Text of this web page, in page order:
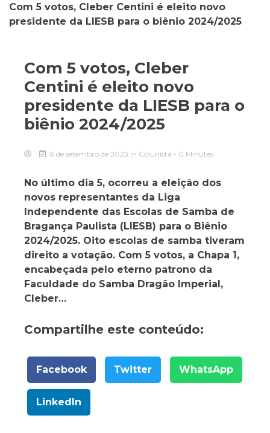
Com 5 votos, Cleber Centini é eleito novo
presidente da LIESB para o biênio 2024/2025
Com 5 votos, Cleber
Centini é eleito novo
presidente da LIESB para o
biênio 2024/2025
16 de setembro de 2023 in Colunista - 0 Minutes
No último dia 5, ocorreu a eleição dos
novos representantes da Liga
Independente das Escolas de Samba de
Bragança Paulista (LIESB) para o Biênio
2024/2025. Oito escolas de samba tiveram
direito a votação. Com 5 votos, a Chapa 1,
encabeçada pelo eterno patrono da
Faculdade do Samba Dragão Imperial,
Cleber…
Compartilhe este conteúdo:
Facebook Twitter WhatsApp
LinkedIn